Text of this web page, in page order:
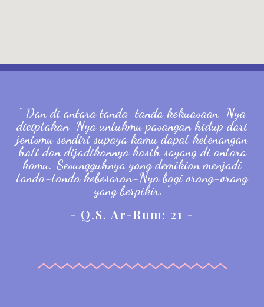
" Dan di antara tanda-tanda kekuasaan-Nya
diciptakan-Nya untukmu pasangan hidup dari
jenismu sendiri supaya kamu dapat ketenangan
hati dan dijadikannya kasih sayang di antara
kamu. Sesungguhnya yang demikian menjadi
tanda-tanda kebesaran-Nya bagi orang-orang
yang berpikir. "
- Q.S. Ar-Rum: 21 -